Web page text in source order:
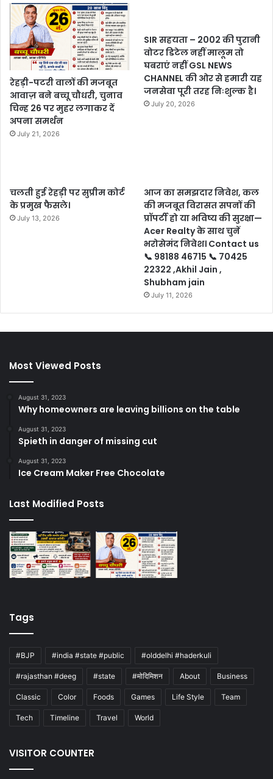
रेहड़ी-पटरी वालों की मजबूत
आवाज़ बने बच्चू चौधरी, चुनाव
चिन्ह 26 पर मुहर लगाकर दें
अपना समर्थन
July 21, 2026
SIR सहयता – 2002 की पुरानी
वोटर डिटेल नहीं मालूम तो
घबराएं नहीं GSL NEWS
CHANNEL की ओर से हमारी यह
जनसेवा पूरी तरह निःशुल्क है।
July 20, 2026
चलती हुई रेहड़ी पर सुप्रीम कोर्ट
के प्रमुख फैसले।
July 13, 2026
आज का समझदार निवेश, कल
की मजबूत विरासत सपनों की
प्रॉपर्टी हो या भविष्य की सुरक्षा—
Acer Realty के साथ चुनें
भरोसेमंद निवेश। Contact us
📞 98188 46715 📞 70425
22322 ,Akhil Jain ,
Shubham jain
July 11, 2026
Most Viewed Posts
August 31, 2023
Why homeowners are leaving billions on the table
August 31, 2023
Spieth in danger of missing cut
August 31, 2023
Ice Cream Maker Free Chocolate
Last Modified Posts
Tags
#BJP #india #state #public #olddelhi #haderkuli
#rajasthan #deeg #state #मोदिमिशन About Business
Classic Color Foods Games Life Style Team
Tech Timeline Travel World
VISITOR COUNTER